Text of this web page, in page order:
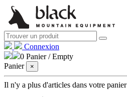
Connexion
0 Panier /Empty
Panier
×
Il n'y a plus d'articles dans votre panier